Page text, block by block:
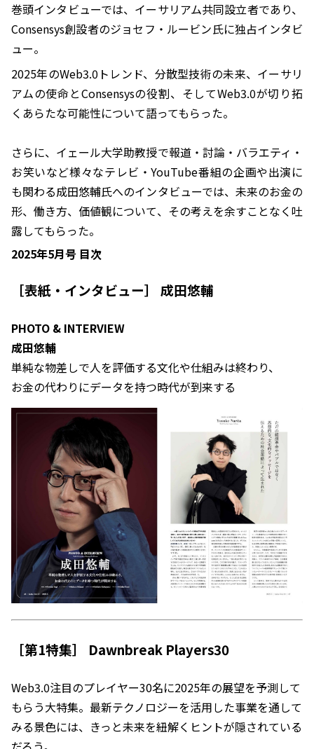
巻頭インタビューでは、イーサリアム共同設立者であり、
Consensys創設者のジョセフ・ルービン氏に独占インタビ
ュー。
2025年のWeb3.0トレンド、分散型技術の未来、イーサリ
アムの使命とConsensysの役割、そしてWeb3.0が切り拓
くあらたな可能性について語ってもらった。
さらに、イェール大学助教授で報道・討論・バラエティ・
お笑いなど様々なテレビ・YouTube番組の企画や出演に
も関わる成田悠輔氏へのインタビューでは、未来のお金の
形、働き方、価値観について、その考えを余すことなく吐
露してもらった。
2025年5月号 目次
［表紙・インタビュー］ 成田悠輔
PHOTO & INTERVIEW
成田悠輔
単純な物差しで人を評価する文化や仕組みは終わり、
お金の代わりにデータを持つ時代が到来する
［第1特集］ Dawnbreak Players30
Web3.0注目のプレイヤー30名に2025年の展望を予測して
もらう大特集。最新テクノロジーを活用した事業を通して
みる景色には、きっと未来を紐解くヒントが隠されている